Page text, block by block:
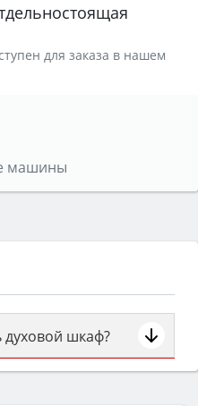
для заказа в нашем
машины
духовой шкаф?
типом (газовый или